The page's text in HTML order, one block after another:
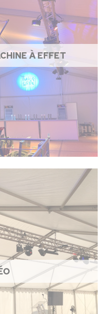
À EFFET